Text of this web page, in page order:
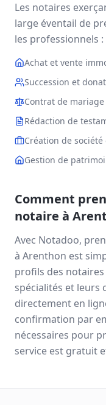
Les notaires
large éventail de
les professionnels :
Achat et vente
Succession et
Contrat de mariage
Rédaction de
Création de
Gestion de
Comment
notaire à
Avec Notadoo,
à Arenthon est
profils des
spécialités et leurs
directement en
confirmation par
nécessaires pour
service est gratuit